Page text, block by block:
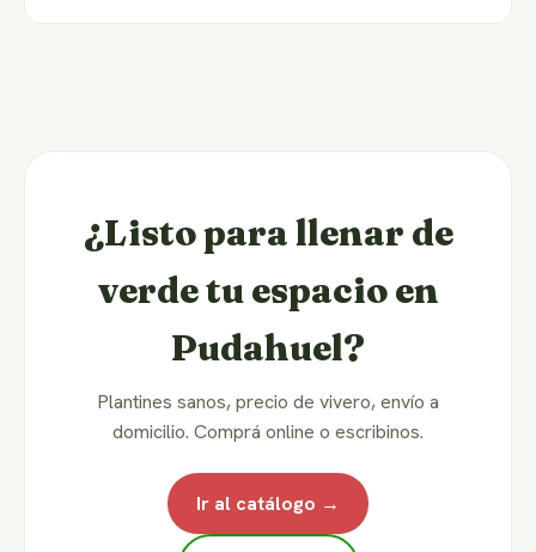
¿Listo para llenar de
verde tu espacio en
Pudahuel?
Plantines sanos, precio de vivero, envío a
domicilio. Comprá online o escribinos.
Ir al catálogo →